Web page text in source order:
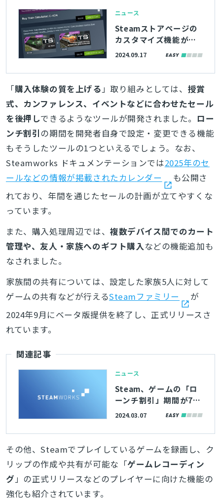
ニュース
Steamストアページの
カスタマイズ機能が更
新。バンドル表示順を
め」や、依存関係にあ
るDLCの一括購入機能
などが追加された
2024.09.17
「購入体験の質を上げる」取り組みとしては、 授賞
式、カンファレンス、イベントなどに合わせたセール
を後押しできるようなツールが開発されました。 ロー
ンチ割引の期間を開発者自身で設定・変更できる機能
もそうしたツールの1つといえるでしょう。なお、
Steamworks ドキュメンテーションでは2025年のセ
ールなどの情報が掲載されたカレンダー
も公開さ
れており、年間を通じたセールの計画が立てやすくな
っています。
また、購入処理周辺では、複数デバイス間でのカート
管理や、友人・家族へのギフト購入などの機能追加も
なされました。
家族間の共有については、設定した家族5人に対して
ゲームの共有などが行えるSteamファミリー
が
2024年9月にベータ版提供を終了し、正式リリースさ
れています。
関連記事
ニュース
Steam、ゲームの「ロ
ーンチ割引」期間が7～
14日間まで指定可能に
2024.03.07
その他、Steamでプレイしているゲームを録画し、ク
リップの作成や共有が可能な「ゲームレコーディン
グ 」の正式リリースなどのプレイヤーに向けた機能の
強化も紹介されています。